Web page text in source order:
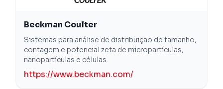
Beckman Coulter
Sistemas para análise de distribuição de tamanho,
contagem e potencial zeta de micropartículas,
nanopartículas e células.
https://www.beckman.com/